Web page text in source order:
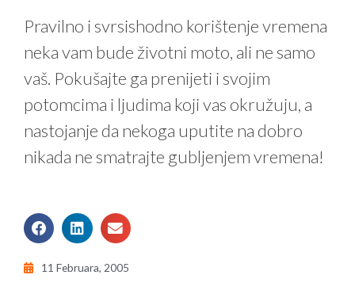
Pravilno i svrsishodno korištenje vremena
neka vam bude životni moto, ali ne samo
vaš. Pokušajte ga prenijeti i svojim
potomcima i ljudima koji vas okružuju, a
nastojanje da nekoga uputite na dobro
nikada ne smatrajte gubljenjem vremena!
11 Februara, 2005